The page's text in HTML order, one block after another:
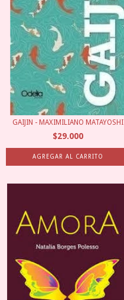
GAIJIN - MAXIMILIANO MATAYOSHI
$29.000